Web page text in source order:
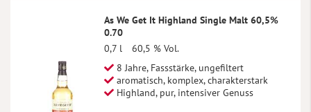
As We Get It Highland Single Malt 60,5%
0.70
0,7 l
60,5 % Vol.
8 Jahre, Fassstärke, ungefiltert
aromatisch, komplex, charakterstark
Highland, pur, intensiver Genuss